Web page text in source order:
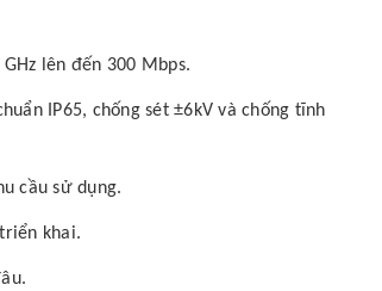
lên đến 300 Mbps.
IP65, chống sét ±6kV và chống tĩnh
cầu sử dụng.
khai.